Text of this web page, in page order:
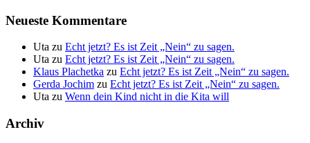
Neueste Kommentare
Uta zu Echt jetzt? Es ist Zeit „Nein“ zu sagen.
Uta zu Echt jetzt? Es ist Zeit „Nein“ zu sagen.
Klaus Plachetka zu Echt jetzt? Es ist Zeit „Nein“ zu sagen.
Gerda Jochim zu Echt jetzt? Es ist Zeit „Nein“ zu sagen.
Uta zu Wenn dein Kind nicht in die Kita will
Archiv